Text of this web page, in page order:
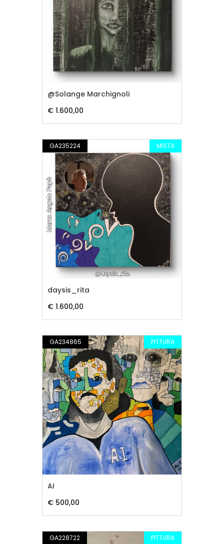
@Solange Marchignoli
€ 1.600,00
GA235224 MISTA
daysis_rita
€ 1.600,00
GA234865 PITTURA
AI
€ 500,00
GA228722 PITTURA